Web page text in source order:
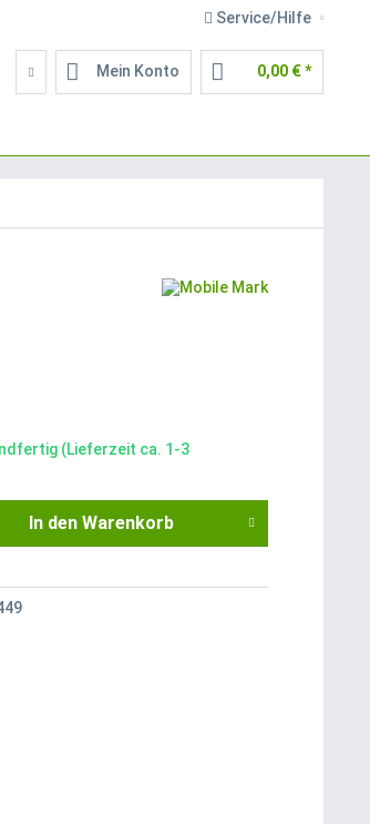
Service/Hilfe
Mein Konto 0,00 € *
(Lieferzeit ca. 1-3
In den Warenkorb